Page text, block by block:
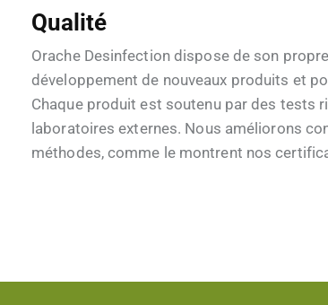
Qualité
Orache Desinfection dispose de son
développement de nouveaux produits et
Chaque produit est soutenu par des tests
laboratoires externes. Nous améliorons
méthodes, comme le montrent nos